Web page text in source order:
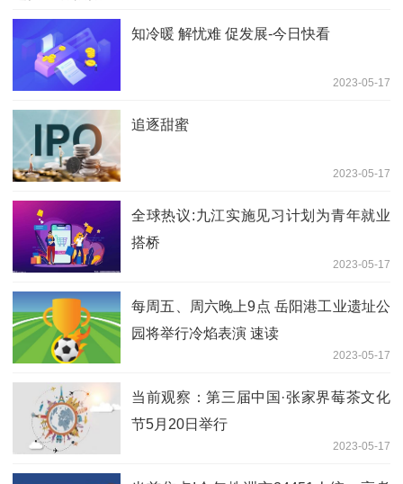
知冷暖 解忧难 促发展-今日快看
2023-05-17
追逐甜蜜
2023-05-17
全球热议:九江实施见习计划为青年就业
搭桥
2023-05-17
每周五、周六晚上9点 岳阳港工业遗址公
园将举行冷焰表演 速读
2023-05-17
当前观察：第三届中国·张家界莓茶文化
节5月20日举行
2023-05-17